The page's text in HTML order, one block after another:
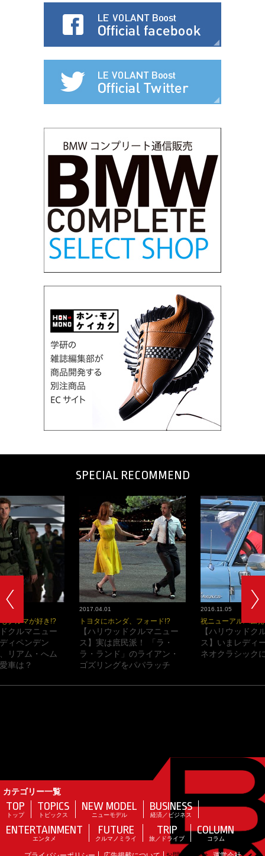
SPECIAL RECOMMEND
2017.04.01
トヨタにホンダ、フォード!?
【ハリウッドクルマニュー
ス】実は庶民派！ 「ラ・
ラ・ランド」のライアン・
ゴズリングをパパラッチ
2016.11.05
祝ニューアルバム
【ハリウッドク
ス】いまレディ
ネオクラシック
クルマが好き!?
クルマニュー
ィペンデン
リアム・へム
車は？
カテゴリー一覧
TOP
トップ
TOPICS
トピックス
NEW MODEL
ニューモデル
BUSINESS
経済／ビジネス
ENTERTAINMENT
エンタメ
FUTURE
クルマノミライ
TRIP
旅／ドライブ
COLUMN
コラム